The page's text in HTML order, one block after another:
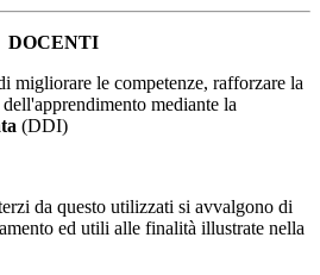
DOCENTI
migliorare le competenze, rafforzare la
mediante la
(DDI)
da questo utilizzati si avvalgono di
ed utili alle finalità illustrate nella